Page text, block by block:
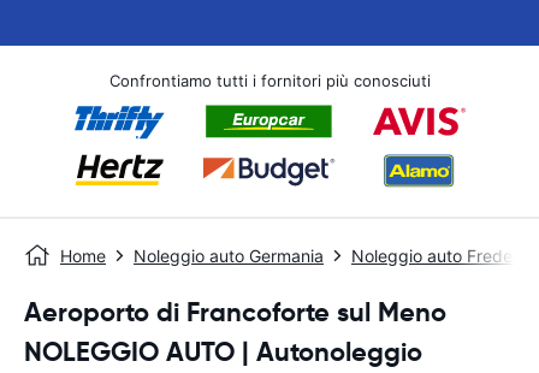
Confrontiamo tutti i fornitori più conosciuti
Home Noleggio auto Germania Noleggio auto
Aeroporto di Francoforte sul Meno
NOLEGGIO AUTO | Autonoleggio